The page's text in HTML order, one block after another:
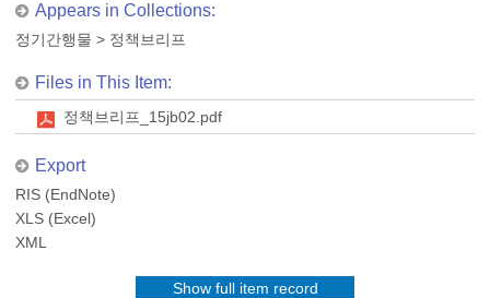
Appears in Collections:
정기간행물 > 정책브리프
Files in This Item:
정책브리프_15jb02.pdf
Export
RIS (EndNote)
XLS (Excel)
XML
Show full item record